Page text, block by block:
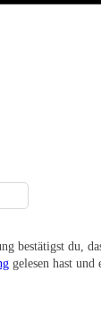
bestätigst du,
gelesen hast und